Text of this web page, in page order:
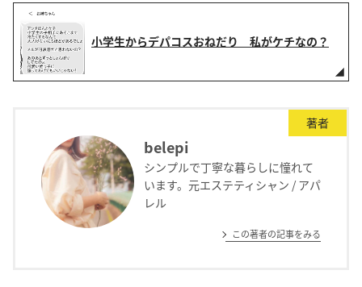
小学生からデパコスおねだり 私がケチなの？
著者
belepi
シンプルで丁寧な暮らしに憧れて
います。元エステティシャン / アパ
レル
この著者の記事をみる